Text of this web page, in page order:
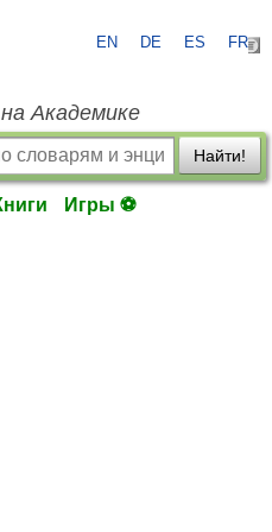
EN DE ES FR
Академике
Найти!
Игры ⚽